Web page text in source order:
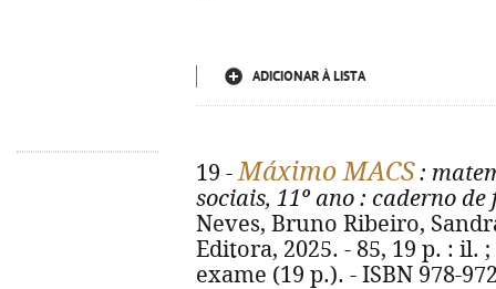
ADICIONAR À LISTA
19 -Máximo MACS:
sociais, 11º ano : caderno de
Neves, Bruno Ribeiro,
Editora, 2025. - 85, 19 p. : il.
exame (19 p.). - ISBN 978-